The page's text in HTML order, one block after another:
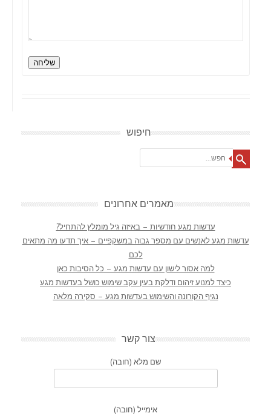
שליחה
חיפוש
מאמרים אחרונים
עדשות מגע חודשיות – באיזה גיל מומלץ להתחיל?
עדשות מגע לאנשים עם מספר גבוה במשקפיים – איך תדעו מה מתאים
לכם
למה אסור לישון עם עדשות מגע – כל הסיבות כאן
כיצד למנוע זיהום ודלקת בעין עקב שימוש כושל בעדשות מגע
נגיף הקורונה והשימוש בעדשות מגע – סקירה מלאה
צור קשר
שם מלא (חובה)
אימייל (חובה)